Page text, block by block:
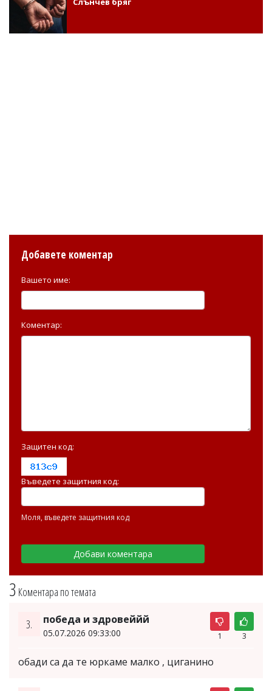
3 Коментара по темата
3. победа и здровеййй
05.07.2026 09:33:00 1 3
обади са да те юркаме малко , циганино
Добавете коментар
Вашето име:
Коментар:
Защитен код:
Въведете защитния код:
Моля, въведете защитния код